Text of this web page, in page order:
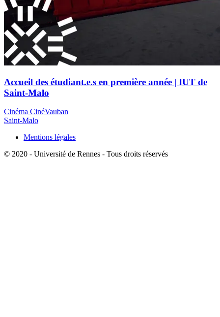
Accueil des étudiant.e.s en première année | IUT de
Saint-Malo
Cinéma CinéVauban
Saint-Malo
Mentions légales
© 2020 - Université de Rennes - Tous droits réservés